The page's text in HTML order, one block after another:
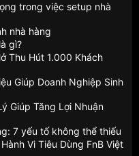
trong việc setup nhà
nhà hàng
gì?
Thu Hút 1.000 Khách
Giúp Doanh Nghiệp Sinh
Giúp Tăng Lợi Nhuận
7 yếu tố không thể thiếu
Vi Tiêu Dùng FnB Việt